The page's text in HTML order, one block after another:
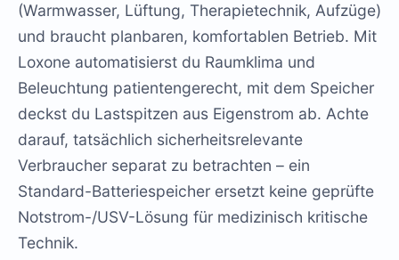
(Warmwasser, Lüftung, Therapietechnik, Aufzüge)
und braucht planbaren, komfortablen Betrieb. Mit
Loxone automatisierst du Raumklima und
Beleuchtung patientengerecht, mit dem Speicher
deckst du Lastspitzen aus Eigenstrom ab. Achte
darauf, tatsächlich sicherheitsrelevante
Verbraucher separat zu betrachten – ein
Standard-Batteriespeicher ersetzt keine geprüfte
Notstrom-/USV-Lösung für medizinisch kritische
Technik.